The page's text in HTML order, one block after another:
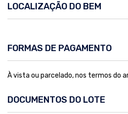
LOCALIZAÇÃO DO BEM
FORMAS DE PAGAMENTO
À vista ou parcelado, nos termos do
DOCUMENTOS DO LOTE